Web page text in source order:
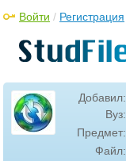
Войти / Регистрация
Добавил:
Вуз:
Предмет:
Файл: